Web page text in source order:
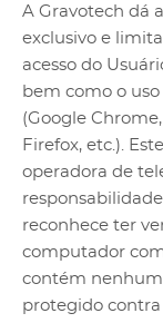
A Gravotech dá
exclusivo e
acesso do
bem como o
(Google
Firefox, etc.).
operadora de
reconhece ter
computador
contém
protegido